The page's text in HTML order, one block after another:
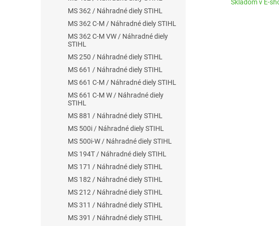
MS 362 / Náhradné diely STIHL
MS 362 C-M / Náhradné diely STIHL
MS 362 C-M VW / Náhradné diely
STIHL
MS 250 / Náhradné diely STIHL
MS 661 / Náhradné diely STIHL
MS 661 C-M / Náhradné diely STIHL
MS 661 C-M W / Náhradné diely
STIHL
MS 881 / Náhradné diely STIHL
MS 500i / Náhradné diely STIHL
MS 500i-W / Náhradné diely STIHL
MS 194T / Náhradné diely STIHL
MS 171 / Náhradné diely STIHL
MS 182 / Náhradné diely STIHL
MS 212 / Náhradné diely STIHL
MS 311 / Náhradné diely STIHL
MS 391 / Náhradné diely STIHL
Skladom v E-